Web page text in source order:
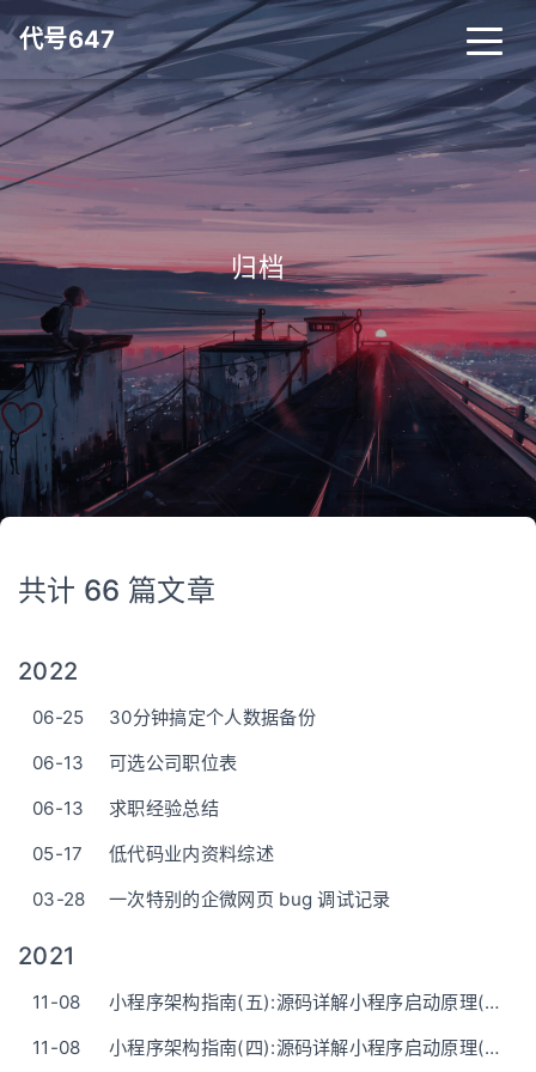
代号647
归档_
共计 66 篇文章
2022
06-25
30分钟搞定个人数据备份
06-13
可选公司职位表
06-13
求职经验总结
05-17
低代码业内资料综述
03-28
一次特别的企微网页 bug 调试记录
2021
11-08
小程序架构指南(五):源码详解小程序启动原理(下)
11-08
小程序架构指南(四):源码详解小程序启动原理(上)